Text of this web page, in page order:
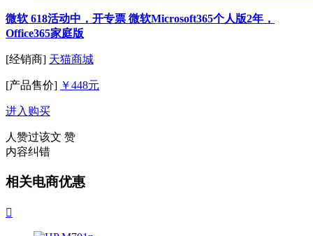
微软 618活动中，开专票 微软Microsoft365个人版2年，
Office365家庭版
[经销商] 天猫商城
[产品售价] ￥448元
进入购买
人赞过该文 赞
内容纠错
相关电商优惠
